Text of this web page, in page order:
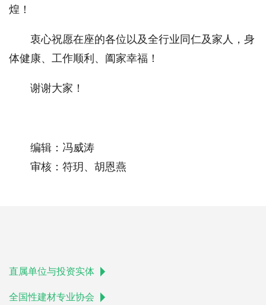
煌！
衷心祝愿在座的各位以及全行业同仁及家人，身
体健康、工作顺利、阖家幸福！
谢谢大家！
编辑：冯威涛
审核：符玥、胡恩燕
直属单位与投资实体
全国性建材专业协会